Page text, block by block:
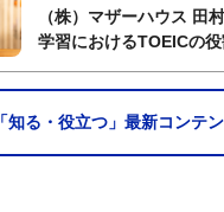
（株）マザーハウス 田
学習におけるTOEICの役
「知る・役立つ」最新コンテ